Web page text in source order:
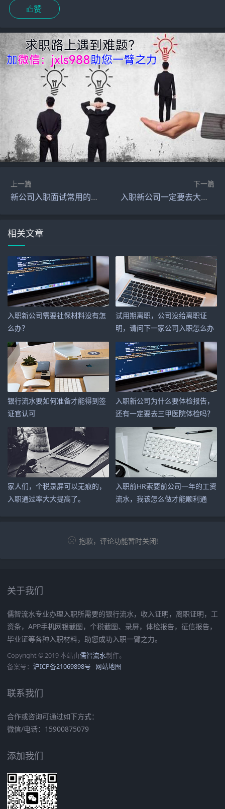
赞
上一篇
新公司入职面试常用的一些技巧，绝对干货！
下一篇
入职新公司一定要去大公司吗？
相关文章
入职新公司需要社保材料没有怎
么办？
试用期离职，公司没给离职证
明，请问下一家公司入职怎么办
呢？
银行流水要如何准备才能得到签
证官认可
入职新公司为什么要体检报告，
还有一定要去三甲医院体检吗？
家人们，个税录屏可以无痕的，
入职通过率大大提高了。
入职前HR索要前公司一年的工资
流水，我该怎么做才能顺利通
抱歉，评论功能暂时关闭!
关于我们
儒智流水专业办理入职所需要的银行流水，收入证明，离职证明，工
资条，APP手机网银截图，个税截图、录屏，体检报告，征信报告，
毕业证等各种入职材料，助您成功入职一臂之力。
Copyright © 2019 本站由儒智流水制作。
备案号： 沪ICP备21069898号 网站地图
联系我们
合作或咨询可通过如下方式：
微信/电话：15900875079
添加我们